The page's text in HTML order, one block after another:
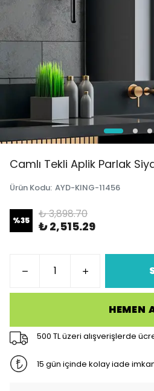
Camlı Tekli Aplik Parlak
Ürün Kodu: AYD-KING-11456
%35 ₺ 3,898.70
₺ 2,515.29
HEMEN
500 TL üzeri alışverişlerde
15 gün içinde kolay iade